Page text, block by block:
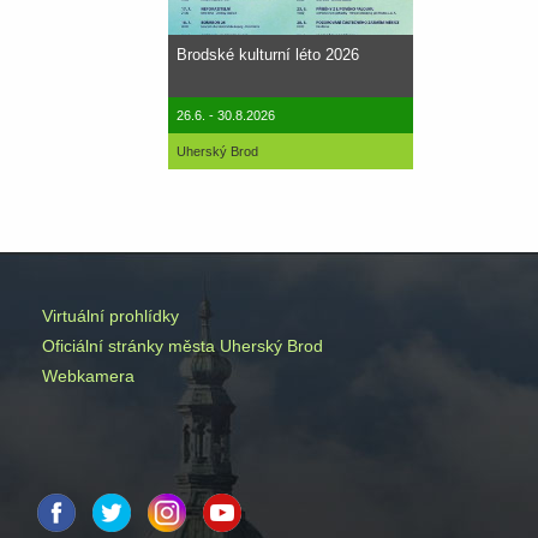
Brodské kulturní léto 2026
26.6. - 30.8.2026
Uherský Brod
Virtuální prohlídky
Oficiální stránky města Uherský Brod
Webkamera